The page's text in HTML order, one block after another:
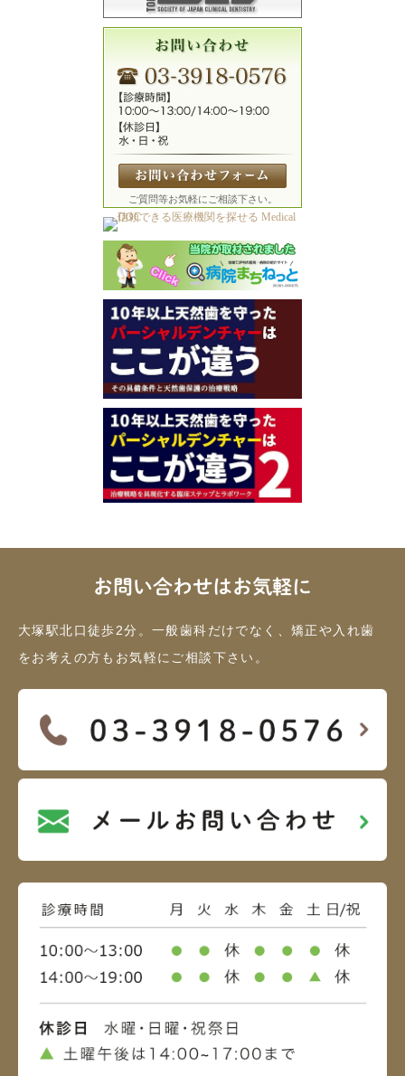
ご質問等お気軽にご相談下さい。
お問い合わせはお気軽に
大塚駅北口徒歩2分。一般歯科だけでなく、矯正や入れ歯
をお考えの方もお気軽にご相談下さい。